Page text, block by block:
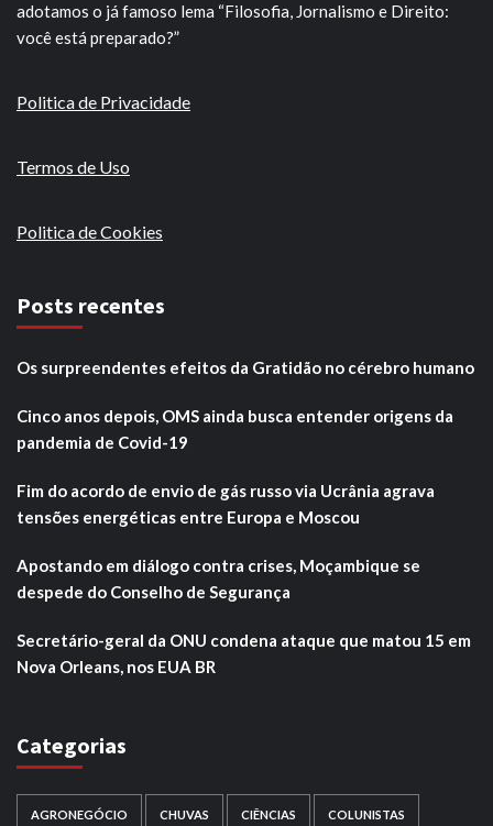
adotamos o já famoso lema “Filosofia, Jornalismo e Direito:
você está preparado?”
Politica de Privacidade
Termos de Uso
Politica de Cookies
Posts recentes
Os surpreendentes efeitos da Gratidão no cérebro humano
Cinco anos depois, OMS ainda busca entender origens da
pandemia de Covid-19
Fim do acordo de envio de gás russo via Ucrânia agrava
tensões energéticas entre Europa e Moscou
Apostando em diálogo contra crises, Moçambique se
despede do Conselho de Segurança
Secretário-geral da ONU condena ataque que matou 15 em
Nova Orleans, nos EUA BR
Categorias
AGRONEGÓCIO CHUVAS CIÊNCIAS COLUNISTAS